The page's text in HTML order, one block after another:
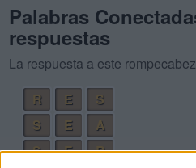
Palabras
respuestas
La respuesta a este
R
E
S
S
E
A
S
E
R